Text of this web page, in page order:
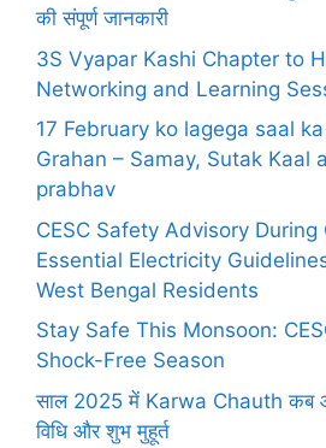
की संपूर्ण जानकारी
3S Vyapar Kashi Chapter to
Networking and Learning
17 February ko lagega saal
Grahan – Samay, Sutak Kaal
prabhav
CESC Safety Advisory
Essential Electricity
West Bengal Residents
Stay Safe This Monsoon:
Shock-Free Season
साल 2025 में Karwa Chauth कब
विधि और शुभ मुहूर्त